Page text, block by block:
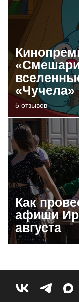
«Чучела»
5 отзывов
Как
афиши
августа